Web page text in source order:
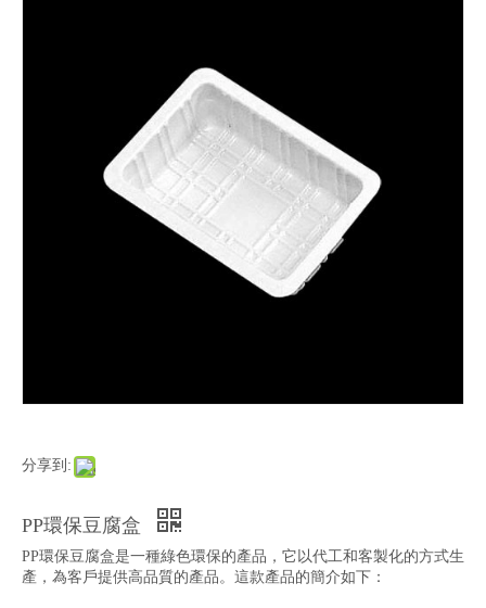
分享到:
PP環保豆腐盒
PP環保豆腐盒是一種綠色環保的產品，它以代工和客製化的方式生
產，為客戶提供高品質的產品。這款產品的簡介如下：